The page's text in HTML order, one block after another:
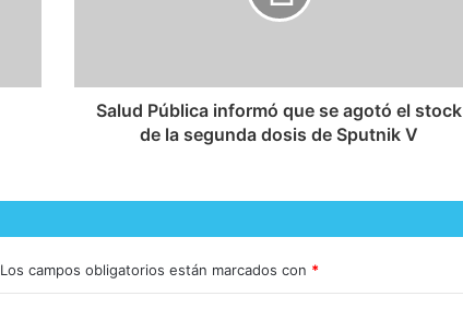
Salud Pública informó que se agotó el stock
de la segunda dosis de Sputnik V
Los campos obligatorios están marcados con *